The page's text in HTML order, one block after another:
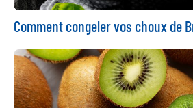
Comment congeler vos choux de